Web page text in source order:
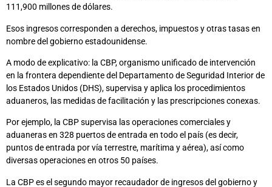
111,900 millones de dólares.
Esos ingresos corresponden a derechos, impuestos y otras tasas en
nombre del gobierno estadounidense.
A modo de explicativo: la CBP, organismo unificado de intervención
en la frontera dependiente del Departamento de Seguridad Interior de
los Estados Unidos (DHS), supervisa y aplica los procedimientos
aduaneros, las medidas de facilitación y las prescripciones conexas.
Por ejemplo, la CBP supervisa las operaciones comerciales y
aduaneras en 328 puertos de entrada en todo el país (es decir,
puntos de entrada por vía terrestre, marítima y aérea), así como
diversas operaciones en otros 50 países.
La CBP es el segundo mayor recaudador de ingresos del gobierno y